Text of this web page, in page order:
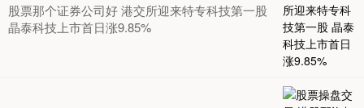
股票那个证券公司好 港交所迎来特专科技第一股
晶泰科技上市首日涨9.85%